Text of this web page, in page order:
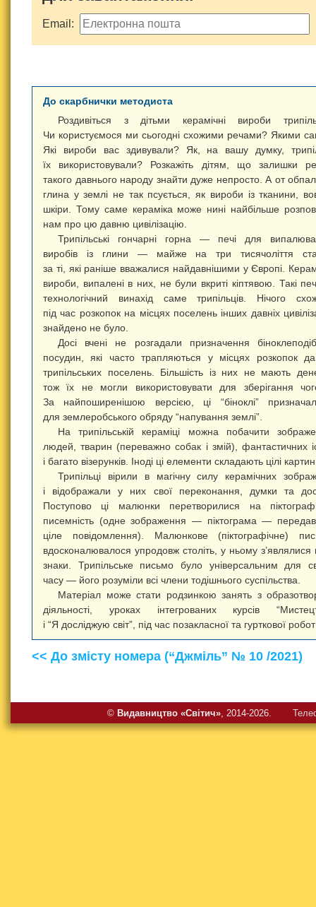
Email:
До скарбнички методиста
Роздивіться з дітьми керамічні вироби
Чи користуємося ми сьогодні схожими речами? Якими
Які вироби вас здивували? Як, на вашу думку,
їх використовували? Розкажіть дітям, що залишки
такого давнього народу знайти дуже непросто. А от
глина у землі не так псується, як вироби із тканини,
шкіри. Тому саме кераміка може нині найбільше
нам про цю давню цивілізацію.
Трипільські гончарні горна — печі для
виробів із глини — майже на три тисячоліття
за ті, які раніше вважалися найдавнішими у Європі.
вироби, випалені в них, не були вкриті кіптявою. Такі
технологічний винахід саме трипільців. Нічого
під час розкопок на місцях поселень інших давніх
знайдено не було.
Досі вчені не розгадали призначення
посудин, які часто трапляються у місцях розкопок
трипільських поселень. Більшість із них не мають
тож їх не могли використовувати для зберігання
За найпоширенішою версією, ці “біноклі”
для землеробського обряду “напування землі”.
На трипільській кераміці можна побачити
людей, тварин (переважно собак і змій), фантастичних
і багато візерунків. Іноді ці елементи складають цілі
Трипільці вірили в магічну силу керамічних
і відображали у них свої переконання, думки та
Поступово ці малюнки перетворилися на
писемність (одне зображення — піктограма —
ціле повідомлення). Малюнкове (піктографічне)
вдосконалювалося упродовж століть, у ньому з’являлися
знаки. Трипільське письмо було універсальним для
часу — його розуміли всі члени тодішнього суспільства.
Матеріал може стати родзинкою занять з
діяльності, уроках інтегрованих курсів
і “Я досліджую світ”, під час позакласної та гурткової
<< До змісту номера (“Джміль” № 10 /2021)
© Видавництво «Свiтич», 2014-2026.